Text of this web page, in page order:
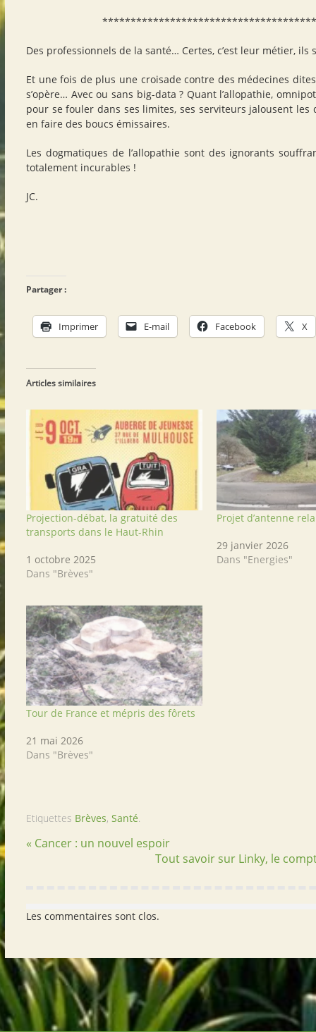
Des professionnels de la santé… Certes, c’est leur métier,
Et une fois de plus une croisade contre des médecines
s’opère… Avec ou sans big-data ? Quant l’allopathie,
pour se fouler dans ses limites, ses serviteurs jalousent
en faire des boucs émissaires.
Les dogmatiques de l’allopathie sont des ignorants
totalement incurables !
JC.
Partager :
Imprimer E-mail Facebook X
Articles similaires
Projection-débat, la gratuité des
transports dans le Haut-Rhin
1 octobre 2025
Dans "Brèves"
Projet d’antenne
29 janvier 2026
Dans "Energies"
Tour de France et mépris des fôrets
21 mai 2026
Dans "Brèves"
Etiquettes Brèves, Santé.
« Cancer : un nouvel espoir
Tout savoir sur Linky, le
Les commentaires sont clos.